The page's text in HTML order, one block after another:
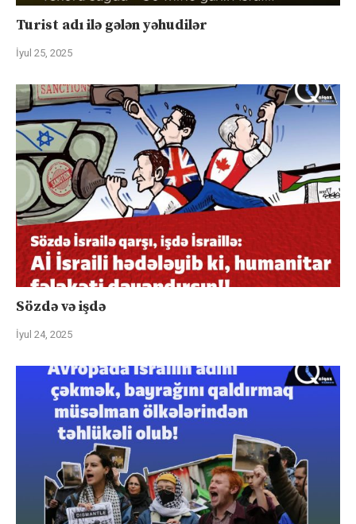
Turist adı ilə gələn yəhudilər
İyul 25, 2025
Sözdə və işdə
İyul 24, 2025